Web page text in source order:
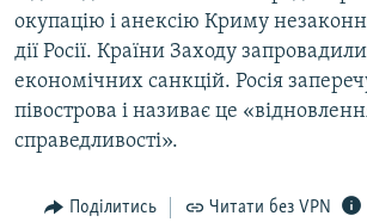
окупацію і анексію Криму
дії Росії. Країни Заходу
економічних санкцій. Росія
півострова і називає це
справедливості».
Поділитись Читати без VPN